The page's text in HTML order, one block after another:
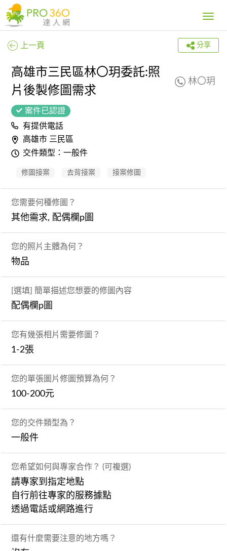
Toggle
上一頁 分享
高雄市三民區林〇玥委託:照
片後製修圖需求
林〇玥
案件已認證
有提供電話
高雄市 三民區
交件類型：一般件
修圖接案 去背接案 接案修圖
您需要何種修圖？
其他需求, 配偶欄p圖
您的照片主體為何？
物品
[選填] 簡單描述您想要的修圖內容
配偶欄p圖
您有幾張相片需要修圖？
1-2張
您的單張圖片修圖預算為何？
100-200元
您的交件類型為？
一般件
您希望如何與專家合作？ (可複選)
請專家到指定地點
自行前往專家的服務據點
透過電話或網路進行
還有什麼需要注意的地方嗎？